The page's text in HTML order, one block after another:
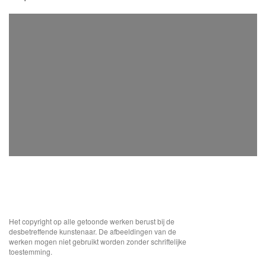
Het copyright op alle getoonde werken berust bij de
desbetreffende kunstenaar. De afbeeldingen van de
werken mogen niet gebruikt worden zonder schriftelijke
toestemming.